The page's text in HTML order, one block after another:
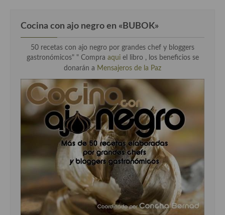
Cocina con ajo negro en «BUBOK»
50 recetas con ajo negro por grandes chef y bloggers
gastronómicos" " Compra aqui el libro , los beneficios se
donarán a Mensajeros de la Paz